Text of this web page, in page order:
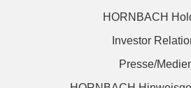
HORNBACH
Investor
Presse/